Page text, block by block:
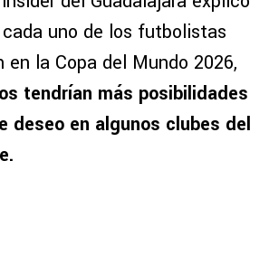
uno de los futbolistas
en la Copa del Mundo 2026,
tendrían más posibilidades
deseo en algunos clubes del